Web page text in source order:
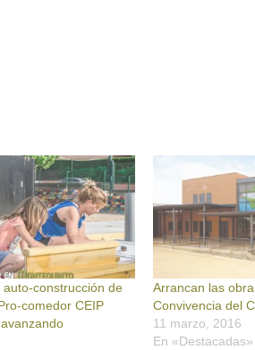
auto-construcción de
comedor CEIP
Arrancan las
Convivencia del
11 marzo, 2016
En «Destacadas»